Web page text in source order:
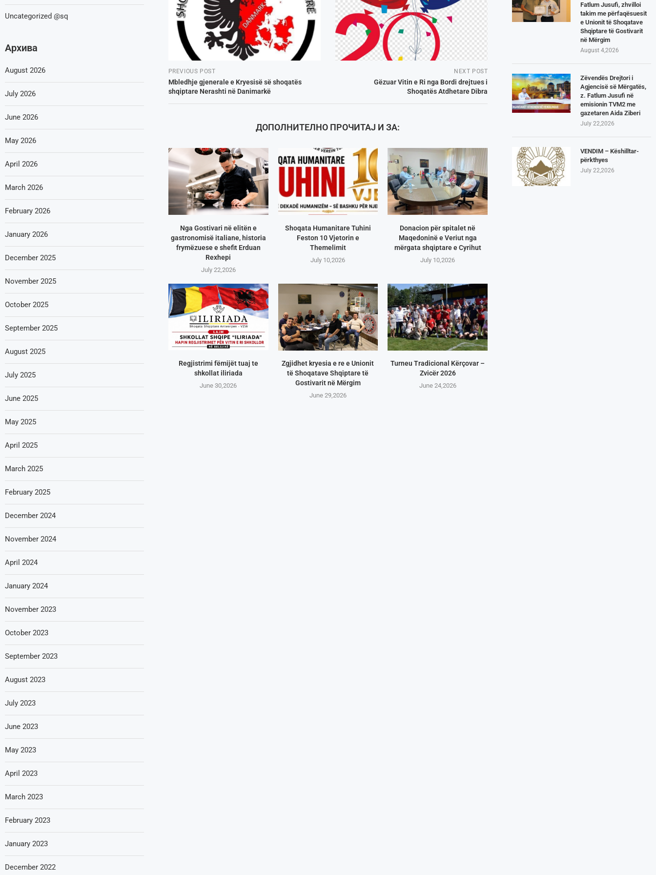
PREVIOUS POST
Mbledhje gjenerale e Kryesisë së shoqatës
shqiptare Nerashti në Danimarkë
NEXT POST
Gëzuar Vitin e Ri nga Bordi drejtues i
Shoqatës Atdhetare Dibra
ДОПОЛНИТЕЛНО ПРОЧИТАЈ И ЗА:
Nga Gostivari në elitën e
gastronomisë italiane, historia
frymëzuese e shefit Erduan
Rexhepi
July 22,2026
Shoqata Humanitare Tuhini
Feston 10 Vjetorin e
Themelimit
July 10,2026
Donacion për spitalet në
Maqedoninë e Veriut nga
mërgata shqiptare e Cyrihut
July 10,2026
Regjistrimi fëmijët tuaj te
shkollat iliriada
June 30,2026
Zgjidhet kryesia e re e Unionit
të Shoqatave Shqiptare të
Gostivarit në Mërgim
June 29,2026
Turneu Tradicional Kërçovar –
Zvicër 2026
June 24,2026
Fatlum Jusufi, zhvilloi
takim me përfaqësuesit
e Unionit të Shoqatave
Shqiptare të Gostivarit
në Mërgim
August 4,2026
Zëvendës Drejtori i
Agjencisë së Mërgatës,
z. Fatlum Jusufi në
emisionin TVM2 me
gazetaren Aida Ziberi
July 22,2026
VENDIM – Këshilltar-
përkthyes
July 22,2026
Uncategorized @sq
Архива
August 2026
July 2026
June 2026
May 2026
April 2026
March 2026
February 2026
January 2026
December 2025
November 2025
October 2025
September 2025
August 2025
July 2025
June 2025
May 2025
April 2025
March 2025
February 2025
December 2024
November 2024
April 2024
January 2024
November 2023
October 2023
September 2023
August 2023
July 2023
June 2023
May 2023
April 2023
March 2023
February 2023
January 2023
December 2022